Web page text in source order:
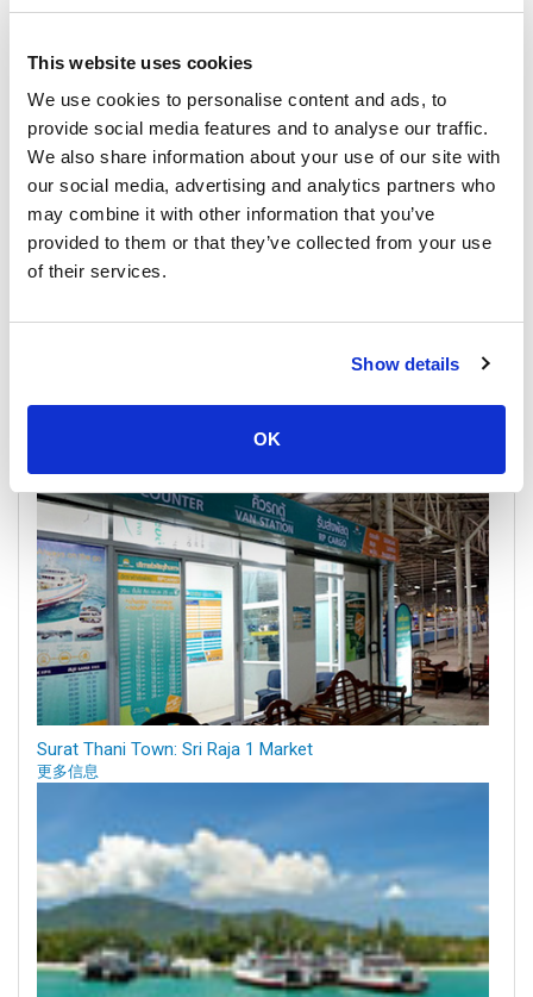
This website uses cookies
We use cookies to personalise content and ads, to
provide social media features and to analyse our traffic.
We also share information about your use of our site with
our social media, advertising and analytics partners who
may combine it with other information that you’ve
provided to them or that they’ve collected from your use
of their services.
Show details
OK
苏梅岛
码头及集合点
Surat Thani Town: Sri Raja 1 Market
更多信息